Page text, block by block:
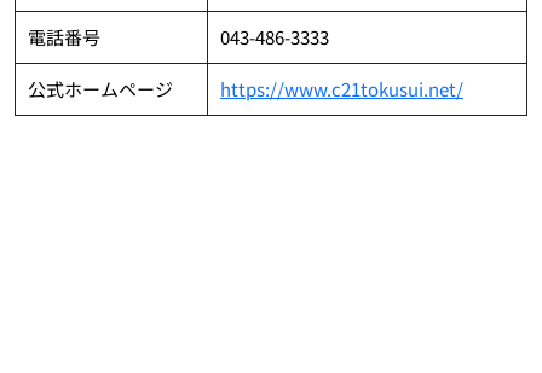
電話番号 043-486-3333
公式ホームページ https://www.c21tokusui.net/